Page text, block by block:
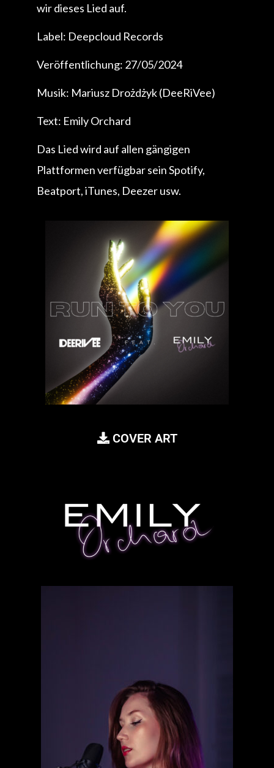
wir dieses Lied auf.
Label: Deepcloud Records
Veröffentlichung: 27/05/2024
Musik: Mariusz Drożdżyk (DeeRiVee)
Text: Emily Orchard
Das Lied wird auf allen gängigen
Plattformen verfügbar sein Spotify,
Beatport, iTunes, Deezer usw.
COVER ART